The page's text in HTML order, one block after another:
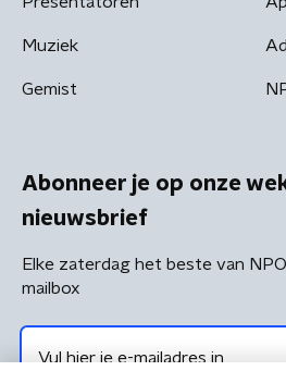
Muziek
Gemist
Abonneer je op onze
nieuwsbrief
Elke zaterdag het beste van
mailbox